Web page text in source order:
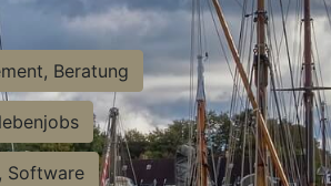
Beratung
Software